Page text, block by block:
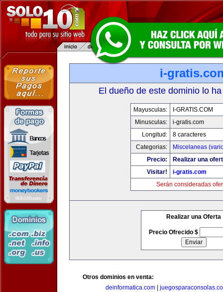
i-
El dueño de este dominio lo
Mayusculas:
I-GRATIS.COM
Minusculas:
i-gratis.com
Longitud:
8 caracteres
Categorias:
Miscelaneas
Precio:
Realizar una
Visitar!
i-gratis.com
Serán consideradas
Realizar una Oferta
Precio Ofrecido $
Otros dominios en venta:
deinformatica.com